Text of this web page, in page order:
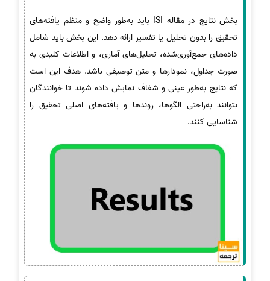
بخش نتایج در مقاله ISI باید به‌طور واضح و منظم یافته‌های
تحقیق را بدون تحلیل یا تفسیر ارائه دهد. این بخش باید شامل
داده‌های جمع‌آوری‌شده، تحلیل‌های آماری، و اطلاعات کلیدی به
صورت جداول، نمودارها و متن توصیفی باشد. هدف این است
که نتایج به‌طور عینی و شفاف نمایش داده شوند تا خوانندگان
بتوانند به‌راحتی الگوها، روندها و یافته‌های اصلی تحقیق را
شناسایی کنند.